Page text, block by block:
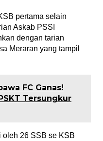
pertama selain
Askab PSSI
dengan tarian
Meraran yang tampil
FC Ganas!
Tersungkur
oleh 26 SSB se KSB